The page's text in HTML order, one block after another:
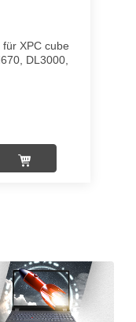
XPC cube
DL3000,